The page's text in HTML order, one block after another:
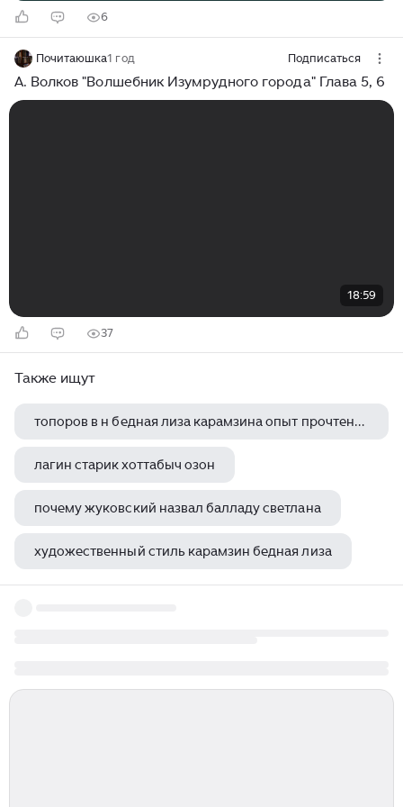
6
Почитаюшка1 год Подписаться
А. Волков "Волшебник Изумрудного города" Глава 5, 6
18:59
37
Также ищут
топоров в н бедная лиза карамзина опыт прочтения м 1995
лагин старик хоттабыч озон
почему жуковский назвал балладу светлана
художественный стиль карамзин бедная лиза